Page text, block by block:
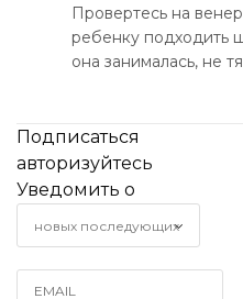
Провертесь на
ребенку подходить
она занималась, не
Подписаться
авторизуйтесь
Уведомить о